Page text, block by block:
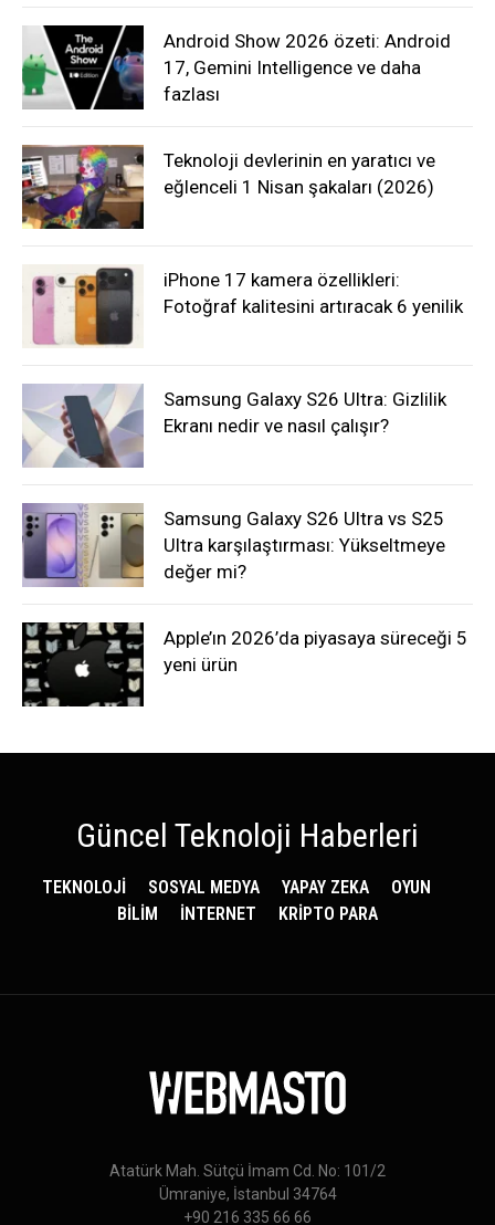
Android Show 2026 özeti: Android
17, Gemini Intelligence ve daha
fazlası
Teknoloji devlerinin en yaratıcı ve
eğlenceli 1 Nisan şakaları (2026)
iPhone 17 kamera özellikleri:
Fotoğraf kalitesini artıracak 6 yenilik
Samsung Galaxy S26 Ultra: Gizlilik
Ekranı nedir ve nasıl çalışır?
Samsung Galaxy S26 Ultra vs S25
Ultra karşılaştırması: Yükseltmeye
değer mi?
Apple’ın 2026’da piyasaya süreceği 5
yeni ürün
Güncel Teknoloji Haberleri
TEKNOLOJİ SOSYAL MEDYA YAPAY ZEKA
OYUN
BİLİM
İNTERNET KRİPTO PARA
Atatürk Mah. Sütçü İmam Cd. No: 101/2
Ümraniye, İstanbul 34764
+90 216 335 66 66